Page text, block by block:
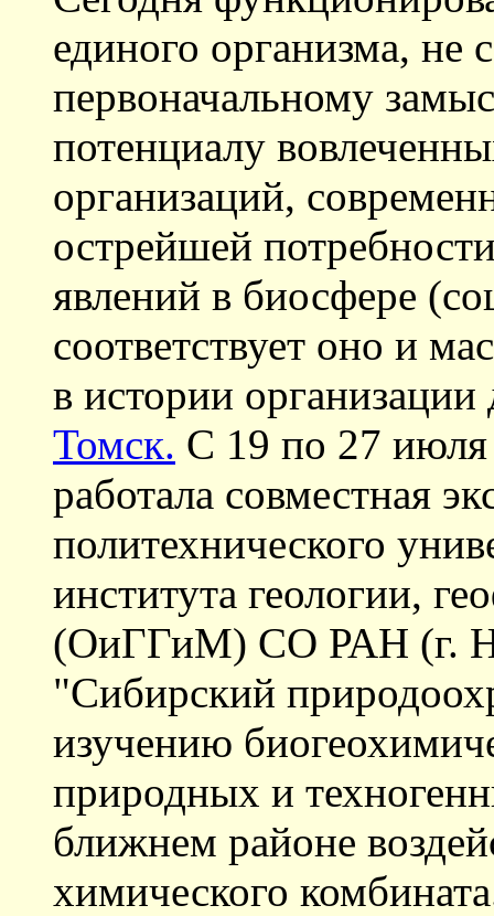
единого организма, не
первоначальному
потенциалу
организаций,
острейшей
явлений в биосфере
соответствует оно и
в истории
Томск. С 19 по 27 июля
работала совместная
политехнического
института геологии,
(ОиГГиМ) СО РАН (г.
"Сибирский
изучению
природных и
ближнем районе
химического